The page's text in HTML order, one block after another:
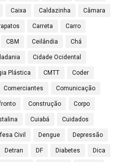
Caixa Caldazinha Câmara
Carreta Carro
CBM Ceilândia Chá
Cidade Ocidental
Plástica CMTT Coder
Comerciantes Comunicação
Construção Corpo
Cuiabá Cuidados
Civil Dengue Depressão
Detran DF Diabetes Dica